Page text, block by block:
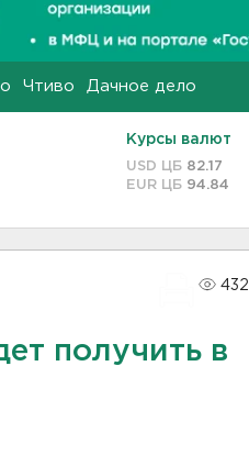
Чтиво Дачное дело
Курсы валют
USD ЦБ 82.17
EUR ЦБ 94.84
432
получить в